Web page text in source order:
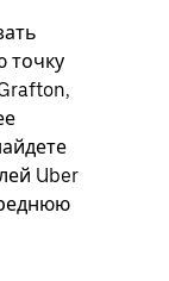
точку
Uber